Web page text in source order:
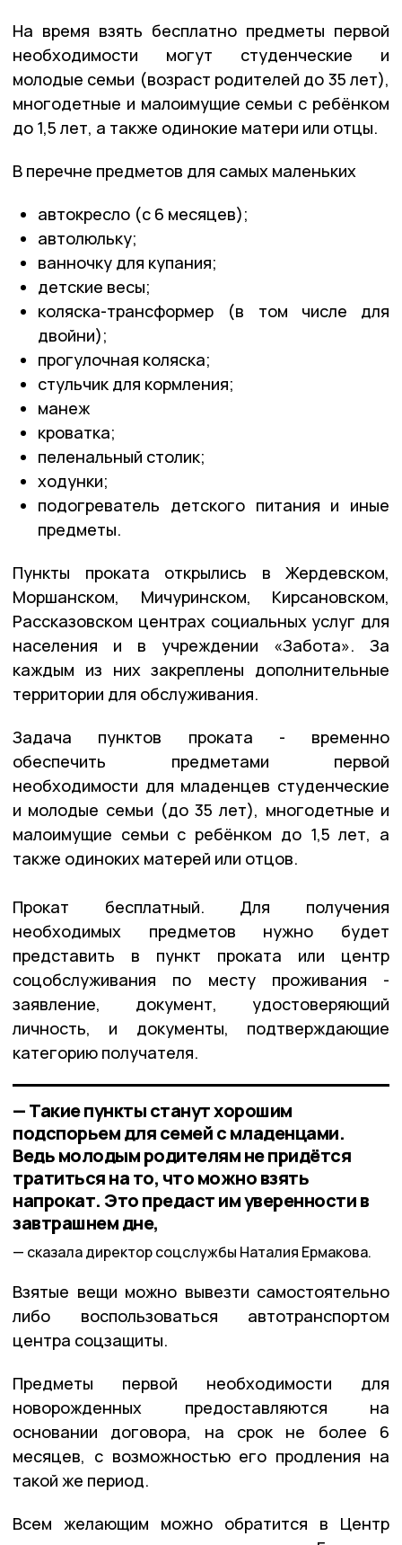
На время взять бесплатно предметы первой
необходимости могут студенческие и
молодые семьи (возраст родителей до 35 лет),
многодетные и малоимущие семьи с ребёнком
до 1,5 лет, а также одинокие матери или отцы.
В перечне предметов для самых маленьких
автокресло (с 6 месяцев);
автолюльку;
ванночку для купания;
детские весы;
коляска-трансформер (в том числе для
двойни);
прогулочная коляска;
стульчик для кормления;
манеж
кроватка;
пеленальный столик;
ходунки;
подогреватель детского питания и иные
предметы.
Пункты проката открылись в Жердевском,
Моршанском, Мичуринском, Кирсановском,
Рассказовском центрах социальных услуг для
населения и в учреждении «Забота». За
каждым из них закреплены дополнительные
территории для обслуживания.
Задача пунктов проката - временно
обеспечить предметами первой
необходимости для младенцев студенческие
и молодые семьи (до 35 лет), многодетные и
малоимущие семьи с ребёнком до 1,5 лет, а
также одиноких матерей или отцов.
Прокат бесплатный. Для получения
необходимых предметов нужно будет
представить в пункт проката или центр
соцобслуживания по месту проживания -
заявление, документ, удостоверяющий
личность, и документы, подтверждающие
категорию получателя.
— Такие пункты станут хорошим
подспорьем для семей с младенцами.
Ведь молодым родителям не придётся
тратиться на то, что можно взять
напрокат. Это предаст им уверенности в
завтрашнем дне,
сказала директор соцслужбы Наталия Ермакова.
Взятые вещи можно вывезти самостоятельно
либо воспользоваться автотранспортом
центра соцзащиты.
Предметы первой необходимости для
новорожденных предоставляются на
основании договора, на срок не более 6
месяцев, с возможностью его продления на
такой же период.
Всем желающим можно обратится в Центр